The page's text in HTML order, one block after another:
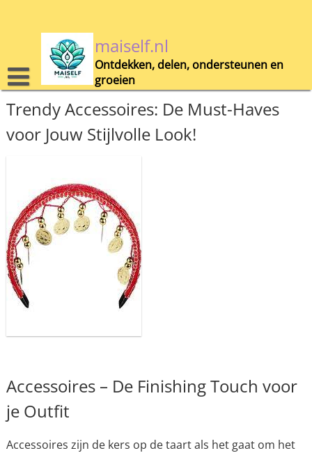
maiself.nl
Ontdekken, delen, ondersteunen en
groeien
Trendy Accessoires: De Must-Haves
voor Jouw Stijlvolle Look!
Accessoires – De Finishing Touch voor
je Outfit
Accessoires zijn de kers op de taart als het gaat om het